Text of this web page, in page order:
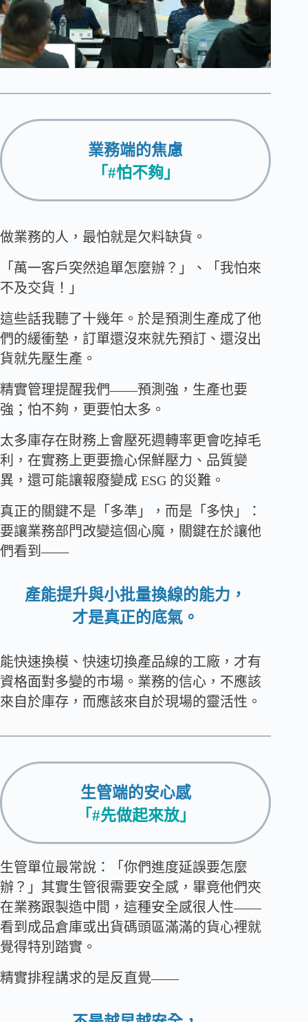
業務端的焦慮
「#怕不夠」
做業務的人，最怕就是欠料缺貨。
「萬一客戶突然追單怎麼辦？」、「我怕來
不及交貨！」
這些話我聽了十幾年。於是預測生產成了他
們的緩衝墊，訂單還沒來就先預訂、還沒出
貨就先壓生產。
精實管理提醒我們——預測強，生產也要
強；怕不夠，更要怕太多。
太多庫存在財務上會壓死週轉率更會吃掉毛
利，在實務上更要擔心保鮮壓力、品質變
異，還可能讓報廢變成 ESG 的災難。
真正的關鍵不是「多準」，而是「多快」：
要讓業務部門改變這個心魔，關鍵在於讓他
們看到——
產能提升與小批量換線的能力，
才是真正的底氣。
能快速換模、快速切換產品線的工廠，才有
資格面對多變的市場。業務的信心，不應該
來自於庫存，而應該來自於現場的靈活性。
生管端的安心感
「#先做起來放」
生管單位最常說：「你們進度延誤要怎麼
辦？」其實生管很需要安全感，畢竟他們夾
在業務跟製造中間，這種安全感很人性——
看到成品倉庫或出貨碼頭區滿滿的貨心裡就
覺得特別踏實。
精實排程講求的是反直覺——